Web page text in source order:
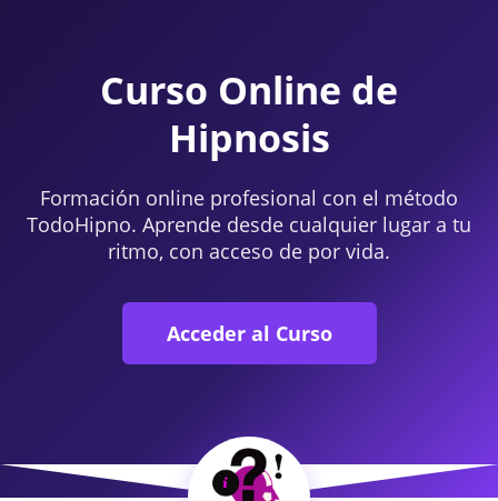
Curso Online de
Hipnosis
Formación online profesional con el método
TodoHipno. Aprende desde cualquier lugar a tu
ritmo, con acceso de por vida.
Acceder al Curso